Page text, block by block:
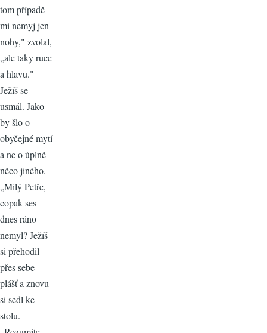
tom případě
mi nemyj jen
nohy," zvolal,
„ale taky ruce
a hlavu."
Ježíš se
usmál. Jako
by šlo o
obyčejné mytí
a ne o úplně
něco jiného.
„Milý Petře,
copak ses
dnes ráno
nemyl? Ježíš
si přehodil
přes sebe
plášť a znovu
si sedl ke
stolu.